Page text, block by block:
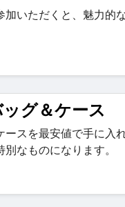
加いただくと、魅力的
グ＆ケース
ースを最安値で手に入
別なものになります。